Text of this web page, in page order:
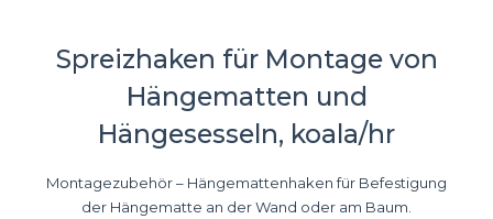
Spreizhaken für Montage von
Hängematten und
Hängesesseln, koala/hr
Montagezubehör – Hängemattenhaken für Befestigung
der Hängematte an der Wand oder am Baum.